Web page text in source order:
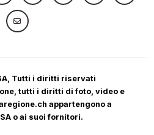
Tutti i diritti riservati
tutti i diritti di foto, video e
appartengono a
o ai suoi fornitori.